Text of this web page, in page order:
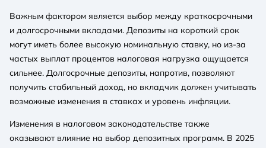
Важным фактором является выбор между краткосрочными
и долгосрочными вкладами. Депозиты на короткий срок
могут иметь более высокую номинальную ставку, но из-за
частых выплат процентов налоговая нагрузка ощущается
сильнее. Долгосрочные депозиты, напротив, позволяют
получить стабильный доход, но вкладчик должен учитывать
возможные изменения в ставках и уровень инфляции.
Изменения в налоговом законодательстве также
оказывают влияние на выбор депозитных программ. В 2025